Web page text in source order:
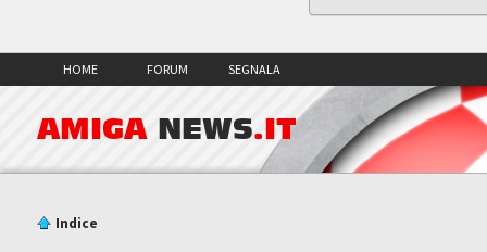
HOME FORUM SEGNALA
AMIGA NEWS.IT
Indice